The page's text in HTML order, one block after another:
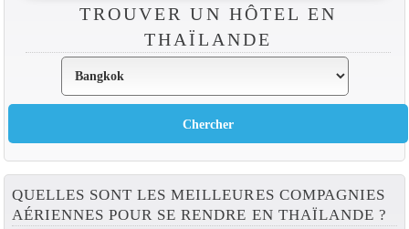
TROUVER UN HÔTEL EN
THAÏLANDE
QUELLES SONT LES MEILLEURES COMPAGNIES
AÉRIENNES POUR SE RENDRE EN THAÏLANDE ?